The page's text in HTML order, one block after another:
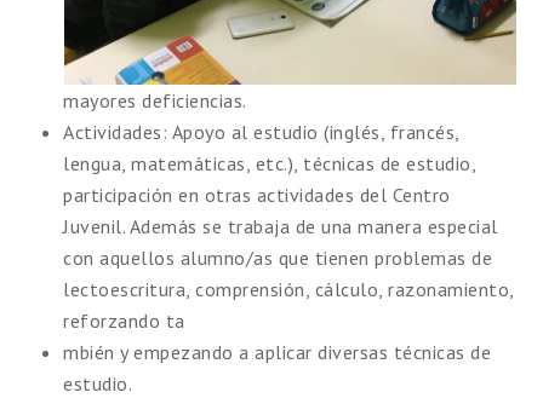
mayores deficiencias.
Actividades : Apoyo al estudio (inglés, francés,
lengua, matemáticas, etc.), técnicas de estudio,
participación en otras actividades del Centro
Juvenil. Además se trabaja de una manera especial
con aquellos alumno/as que tienen problemas de
lectoescritura, comprensión, cálculo, razonamiento,
reforzando ta
mbién y empezando a aplicar diversas técnicas de
estudio.